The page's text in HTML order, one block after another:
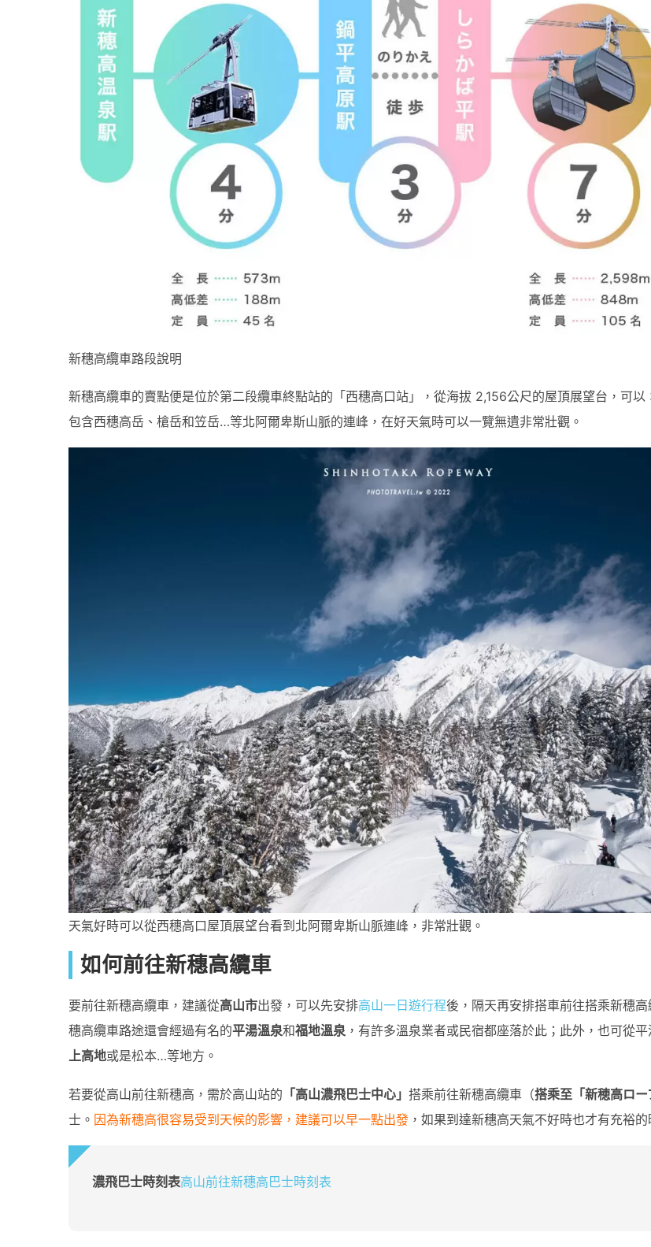
新穗高纜車路段說明
新穗高纜車的賣點便是位於第二段纜車終點站的「西穗高口站」，從海拔 2,156公尺的屋頂展望台，可
包含西穗高岳、槍岳和笠岳…等北阿爾卑斯山脈的連峰，在好天氣時可以一覽無遺非常壯觀。
天氣好時可以從西穗高口屋頂展望台看到北阿爾卑斯山脈連峰，非常壯觀。
如何前往新穗高纜車
要前往新穗高纜車，建議從高山市出發，可以先安排高山一日遊行程後，隔天再安排搭車前往搭乘新穗
穗高纜車路途還會經過有名的平湯溫泉和福地溫泉 ，有許多溫泉業者或民宿都座落於此；此外，也可從
上高地或是松本…等地方。
若要從高山前往新穗高，需於高山站的 「高山濃飛巴士中心」 搭乘前往新穗高纜車（搭乘至「新穂高ロー
士。 因為新穗高很容易受到天候的影響，建議可以早一點出發 ，如果到達新穗高天氣不好時也才有充裕
濃飛巴士時刻表高山前往新穗高巴士時刻表